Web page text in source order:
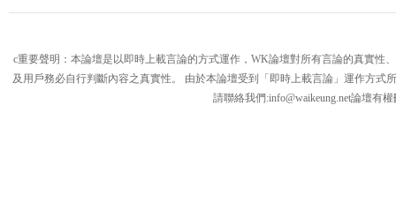
c重要聲明：本論壇是以即時上載言論的方式運作，WK論壇對所有言論的真實
及用戶務必自行判斷內容之真實性。 由於本論壇受到「即時上載言論」運作方
請聯絡我們:info@waikeung.net論壇有